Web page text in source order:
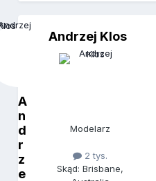
A
n
d
r
z
e
Andrzej Klos
Modelarz
2 tys.
Skąd: Brisbane,